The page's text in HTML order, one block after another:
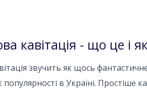
кавітація - що це і
звучить як щось
популярності в Україні. Простіше